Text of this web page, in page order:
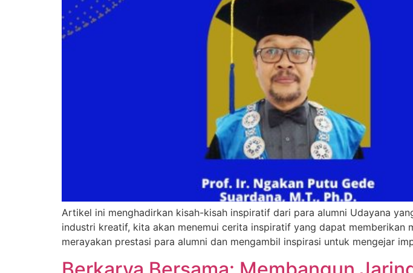
Artikel ini menghadirkan kisah-kisah inspiratif dari para alumni Udayana
industri kreatif, kita akan menemui cerita inspiratif yang dapat memberikan
merayakan prestasi para alumni dan mengambil inspirasi untuk mengejar